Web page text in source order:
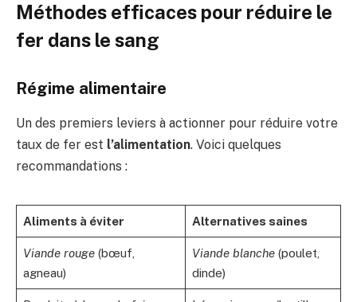
Méthodes efficaces pour réduire le
fer dans le sang
Régime alimentaire
Un des premiers leviers à actionner pour réduire votre
taux de fer est l’alimentation. Voici quelques
recommandations :
Aliments à éviter Alternatives saines
Viande rouge(bœuf,
agneau)
Viande blanche(poulet,
dinde)